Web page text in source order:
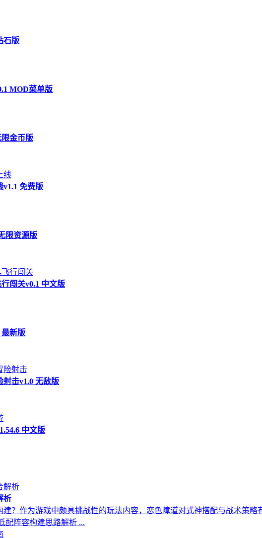
石版
MOD菜单版
金币版
v1.1 免费版
限资源版
闯关v0.1 中文版
最新版
击v1.0 无敌版
中文版
析
建？作为游戏中颇具挑战性的玩法内容，恋色障道对式神搭配与战术策
配阵容构建思路解析 ...